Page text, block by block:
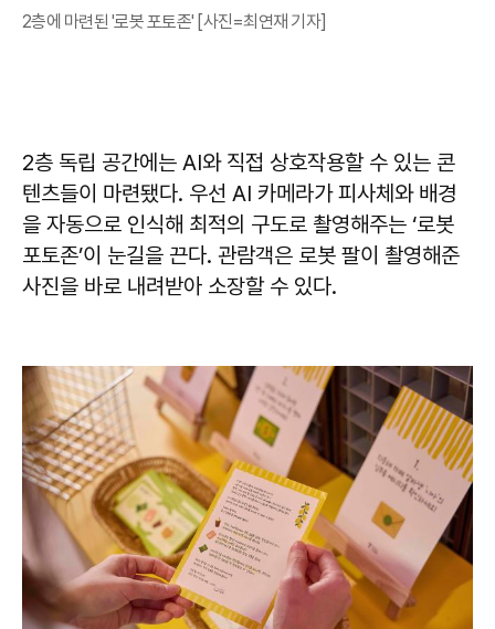
2층에 마련된 '로봇 포토존' [사진=최연재 기자]
2층 독립 공간에는 AI와 직접 상호작용할 수 있는 콘
텐츠들이 마련됐다. 우선 AI 카메라가 피사체와 배경
을 자동으로 인식해 최적의 구도로 촬영해주는 ‘로봇
포토존’이 눈길을 끈다. 관람객은 로봇 팔이 촬영해준
사진을 바로 내려받아 소장할 수 있다.